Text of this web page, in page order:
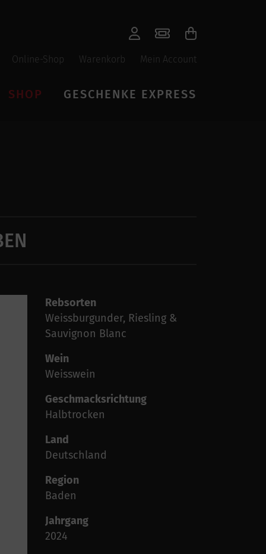
Online-Shop Warenkorb Mein Account
SHOP GESCHENKE EXPRESS
Rebsorten
Weissburgunder, Riesling &
Sauvignon Blanc
Wein
Weisswein
Geschmacksrichtung
Halbtrocken
Land
Deutschland
Region
Baden
Jahrgang
2024